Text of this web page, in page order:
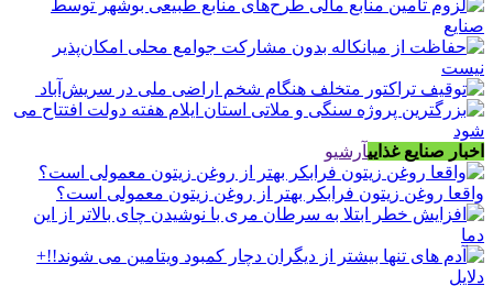
اخبار صنایع غذاییآرشیو
واقعا روغن زیتون فرابکر بهتر از روغن زیتون معمولی است؟